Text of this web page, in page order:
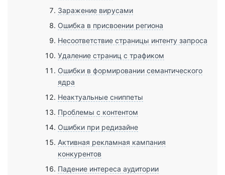
Заражение вирусами
Ошибка в присвоении региона
Несоответствие страницы интенту запроса
Удаление страниц с трафиком
Ошибки в формировании семантического
ядра
Неактуальные сниппеты
Проблемы с контентом
Ошибки при редизайне
Активная рекламная кампания
конкурентов
Падение интереса аудитории